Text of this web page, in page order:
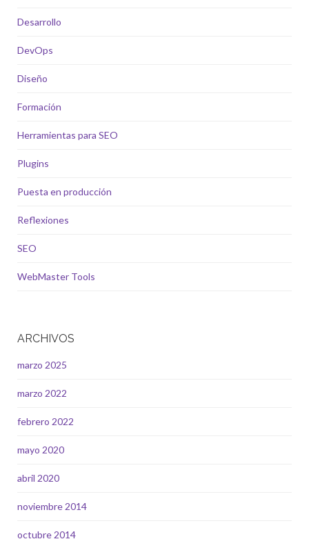
Desarrollo
DevOps
Diseño
Formación
Herramientas para SEO
Plugins
Puesta en producción
Reflexiones
SEO
WebMaster Tools
ARCHIVOS
marzo 2025
marzo 2022
febrero 2022
mayo 2020
abril 2020
noviembre 2014
octubre 2014